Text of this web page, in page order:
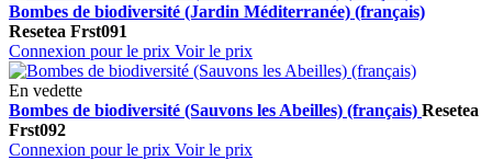
Bombes de biodiversité (Jardin Méditerranée) (français)
Resetea Frst091
Connexion pour le prix Voir le prix
En vedette
Bombes de biodiversité (Sauvons les Abeilles) (français) Resetea
Frst092
Connexion pour le prix Voir le prix